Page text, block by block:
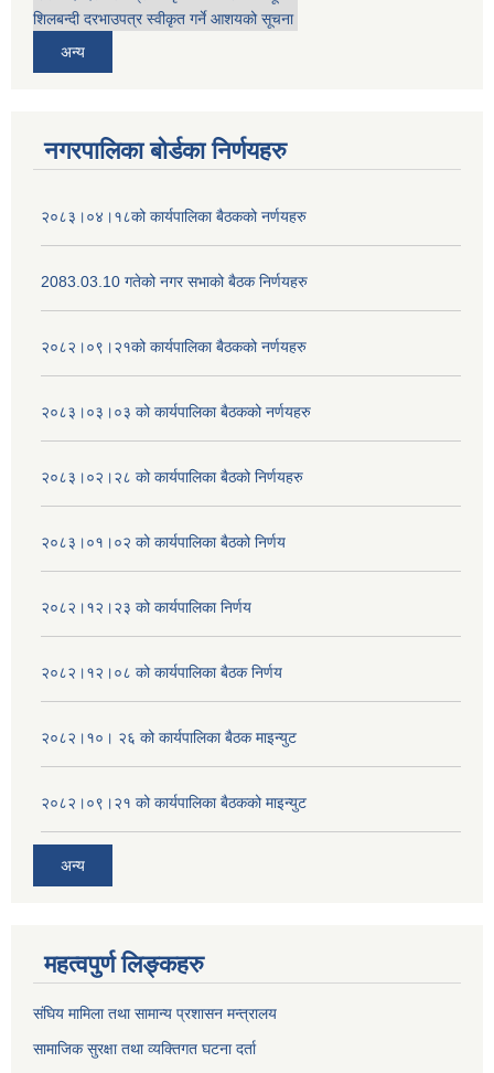
शिलबन्दी दरभाउपत्र स्वीकृत गर्ने आशयको सूचना
अन्य
नगरपालिका बोर्डका निर्णयहरु
२०८३।०४।१८को कार्यपालिका बैठकको नर्णयहरु
2083.03.10 गतेको नगर सभाको बैठक निर्णयहरु
२०८२।०९।२१को कार्यपालिका बैठकको नर्णयहरु
२०८३।०३।०३ को कार्यपालिका बैठकको नर्णयहरु
२०८३।०२।२८ को कार्यपालिका बैठको निर्णयहरु
२०८३।०१।०२ को कार्यपालिका बैठको निर्णय
२०८२।१२।२३ को कार्यपालिका निर्णय
२०८२।१२।०८ को कार्यपालिका बैठक निर्णय
२०८२।१०। २६ को कार्यपालिका बैठक माइन्युट
२०८२।०९।२१ को कार्यपालिका बैठकको माइन्युट
अन्य
महत्वपुर्ण लिङ्कहरु
संघिय मामिला तथा सामान्य प्रशासन मन्त्रालय
सामाजिक सुरक्षा तथा व्यक्तिगत घटना दर्ता